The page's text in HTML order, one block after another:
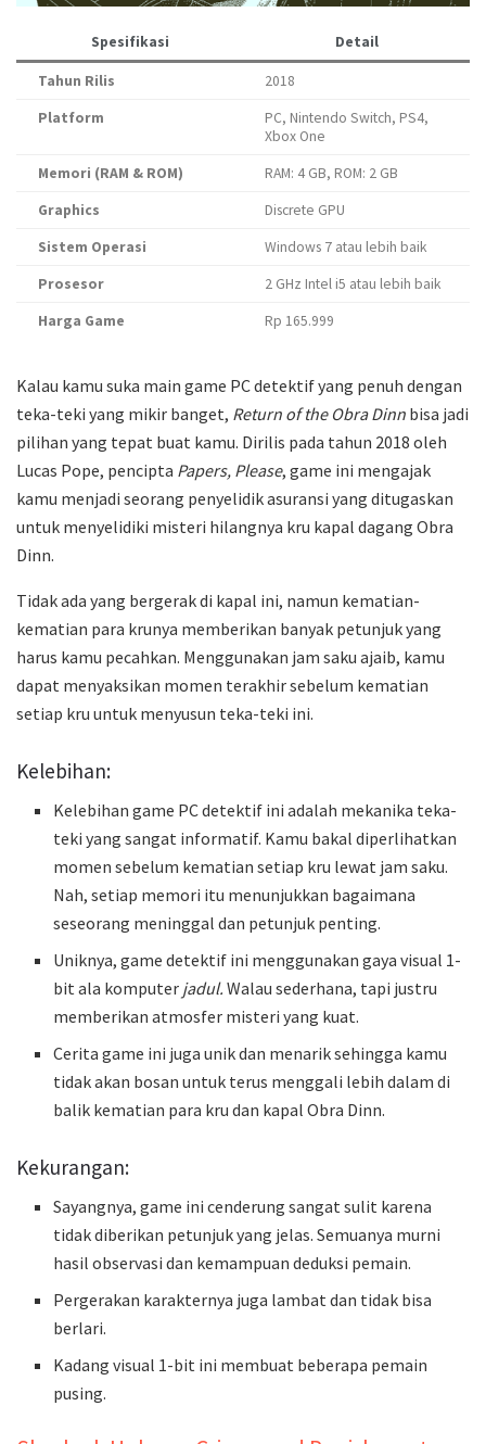
Spesifikasi Detail
Tahun Rilis
2018
Platform
PC, Nintendo Switch, PS4,
Xbox One
Memori (RAM & ROM)
RAM: 4 GB, ROM: 2 GB
Graphics
Discrete GPU
Sistem Operasi
Windows 7 atau lebih baik
Prosesor
2 GHz Intel i5 atau lebih baik
Harga Game
Rp 165.999
Kalau kamu suka main game PC detektif yang penuh dengan
teka-teki yang mikir banget, Return of the Obra Dinn bisa jadi
pilihan yang tepat buat kamu. Dirilis pada tahun 2018 oleh
Lucas Pope, pencipta Papers, Please, game ini mengajak
kamu menjadi seorang penyelidik asuransi yang ditugaskan
untuk menyelidiki misteri hilangnya kru kapal dagang Obra
Dinn.
Tidak ada yang bergerak di kapal ini, namun kematian-
kematian para krunya memberikan banyak petunjuk yang
harus kamu pecahkan. Menggunakan jam saku ajaib, kamu
dapat menyaksikan momen terakhir sebelum kematian
setiap kru untuk menyusun teka-teki ini.
Kelebihan:
Kelebihan game PC detektif ini adalah mekanika teka-
teki yang sangat informatif. Kamu bakal diperlihatkan
momen sebelum kematian setiap kru lewat jam saku.
Nah, setiap memori itu menunjukkan bagaimana
seseorang meninggal dan petunjuk penting.
Uniknya, game detektif ini menggunakan gaya visual 1-
bit ala komputer jadul.Walau sederhana, tapi justru
memberikan atmosfer misteri yang kuat.
Cerita game ini juga unik dan menarik sehingga kamu
tidak akan bosan untuk terus menggali lebih dalam di
balik kematian para kru dan kapal Obra Dinn.
Kekurangan:
Sayangnya, game ini cenderung sangat sulit karena
tidak diberikan petunjuk yang jelas. Semuanya murni
hasil observasi dan kemampuan deduksi pemain.
Pergerakan karakternya juga lambat dan tidak bisa
berlari.
Kadang visual 1-bit ini membuat beberapa pemain
pusing.